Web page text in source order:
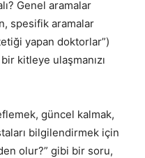
Genel aramalar
spesifik aramalar
yapan doktorlar”)
kitleye ulaşmanızı
güncel kalmak,
bilgilendirmek için
olur?” gibi bir soru,